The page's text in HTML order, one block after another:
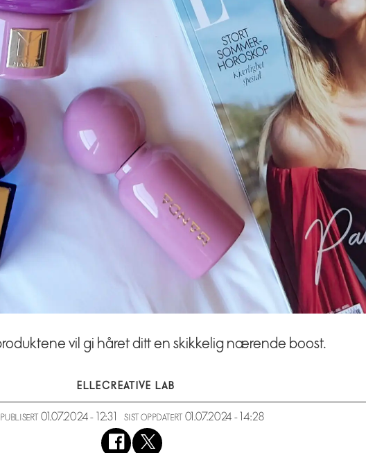
vil gi håret ditt en skikkelig nærende boost.
ELLECREATIVE LAB
PUBLISERT 01.07.2024 - 12:31 SIST OPPDATERT 01.07.2024 - 14:28